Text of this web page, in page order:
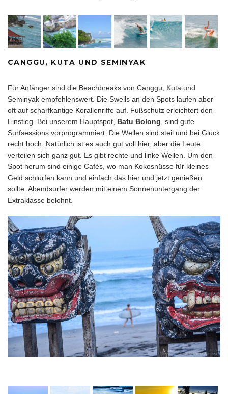
CANGGU, KUTA UND SEMINYAK
Für Anfänger sind die Beachbreaks von Canggu, Kuta und
Seminyak empfehlenswert. Die Swells an den Spots laufen aber
oft auf scharfkantige Korallenriffe auf. Fußschutz erleichtert den
Einstieg. Bei unserem Hauptspot, Batu Bolong , sind gute
Surfsessions vorprogrammiert: Die Wellen sind steil und bei Glück
recht hoch. Natürlich ist es auch gut voll hier, aber die Leute
verteilen sich ganz gut. Es gibt rechte und linke Wellen. Um den
Spot herum sind einige Cafés, wo man Kokosnüsse für kleines
Geld schlürfen kann und einfach das hier und jetzt genießen
sollte. Abendsurfer werden mit einem Sonnenuntergang der
Extraklasse belohnt.